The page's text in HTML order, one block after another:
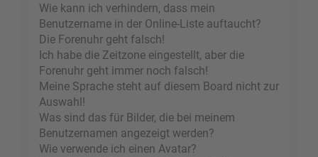
Wie kann ich verhindern, dass mein
Benutzername in der Online-Liste auftaucht?
Die Forenuhr geht falsch!
Ich habe die Zeitzone eingestellt, aber die
Forenuhr geht immer noch falsch!
Meine Sprache steht auf diesem Board nicht zur
Auswahl!
Was sind das für Bilder, die bei meinem
Benutzernamen angezeigt werden?
Wie verwende ich einen Avatar?